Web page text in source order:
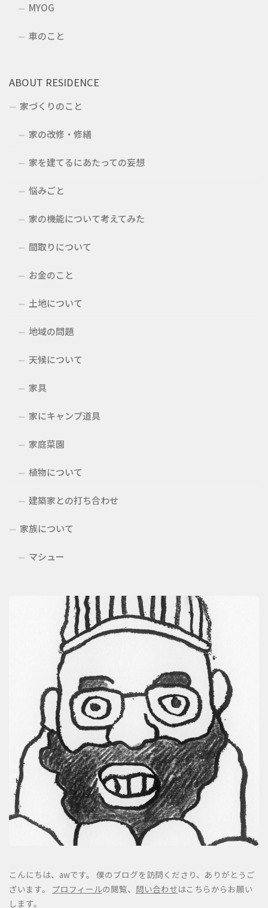
MYOG
車のこと
ABOUT RESIDENCE
家づくりのこと
家の改修・修繕
家を建てるにあたっての妄想
悩みごと
家の機能について考えてみた
間取りについて
お金のこと
土地について
地域の問題
天候について
家具
家にキャンプ道具
家庭菜園
植物について
建築家との打ち合わせ
家族について
マシュー
こんにちは、awです。 僕のブログを訪問くださり、ありがとうご
ざいます。 プロフィールの閲覧、 問い合わせはこちらからお願い
します。